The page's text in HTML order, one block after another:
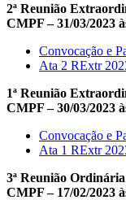
2ª Reunião
CMPF – 31/03/2023
Convocação e
Ata 2 RExtr
1ª Reunião
CMPF – 30/03/2023
Convocação e
Ata 1 RExtr
3ª Reunião
CMPF – 17/02/2023